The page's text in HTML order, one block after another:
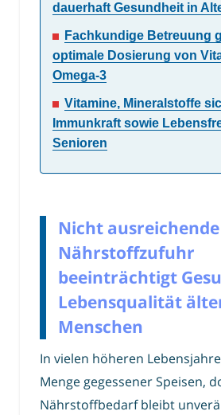
dauerhaft Gesundheit in
Fachkundige Betreuung
optimale Dosierung von
Omega-3
Vitamine, Mineralstoffe
Immunkraft sowie
Senioren
Nicht ausreichende
Nährstoffzufuhr
beeinträchtigt
Lebensqualität
Menschen
In vielen höheren
Menge gegessener Speisen,
Nährstoffbedarf bleibt